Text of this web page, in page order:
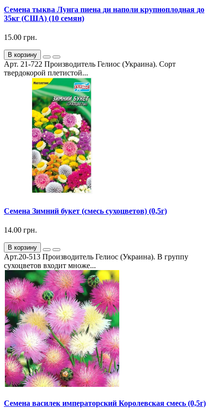
Семена тыква Лунга пиена ди наполи крупноплодная до
35кг (США) (10 семян)
15.00 грн.
В корзину
Арт. 21-722 Производитель Гелиос (Украина). Сорт
твердокорой плетистой...
Семена Зимний букет (смесь сухоцветов) (0,5г)
14.00 грн.
В корзину
Арт.20-513 Производитель Гелиос (Украина). В группу
сухоцветов входит множе...
Семена василек императорский Королевская смесь (0,5г)